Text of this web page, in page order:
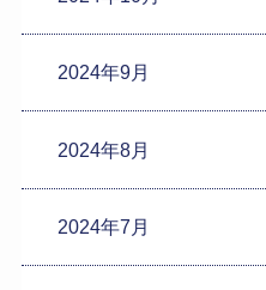
2024年9月
2024年8月
2024年7月